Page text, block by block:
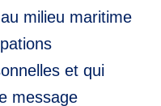
milieu maritime
et qui
message